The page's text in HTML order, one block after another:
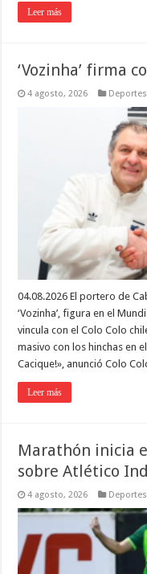
Leer más
‘Vozinha’ firma
4 agosto, 2026 Deportes
04.08.2026 El portero de
‘Vozinha’, figura en el
vincula con el Colo Colo
masivo con los hinchas en
Cacique!», anunció Colo
Leer más
Marathón inicia
sobre Atlético
4 agosto, 2026 Deportes